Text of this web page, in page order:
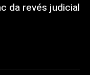
da revés judicial